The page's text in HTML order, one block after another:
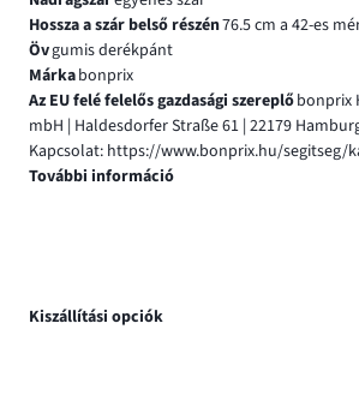
Hossza a szár belső részén76.5 cm a 42-es
Övgumis derékpánt
Márkabonprix
Az EU felé felelős gazdasági szereplőbonprix
mbH | Haldesdorfer Straße 61 | 22179
Kapcsolat: https://www.bonprix.hu/segitseg/
További információ
Kiszállítási opciók